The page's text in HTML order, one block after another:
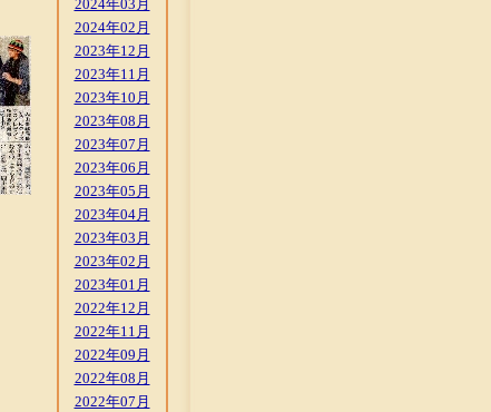
2024年03月
2024年02月
2023年12月
2023年11月
2023年10月
2023年08月
2023年07月
2023年06月
2023年05月
2023年04月
2023年03月
2023年02月
2023年01月
2022年12月
2022年11月
2022年09月
2022年08月
2022年07月